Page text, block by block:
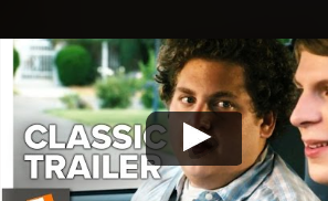
SupercoolVideo de la película Supercool